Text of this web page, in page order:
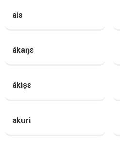
ais
ákaŋɛ
ákiṣɛ
akuri